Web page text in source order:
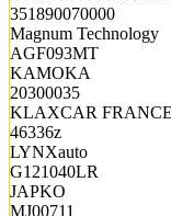
351890070000
Magnum Technology
AGF093MT
KAMOKA
20300035
KLAXCAR FRANCE
46336z
LYNXauto
G121040LR
JAPKO
MJ00711